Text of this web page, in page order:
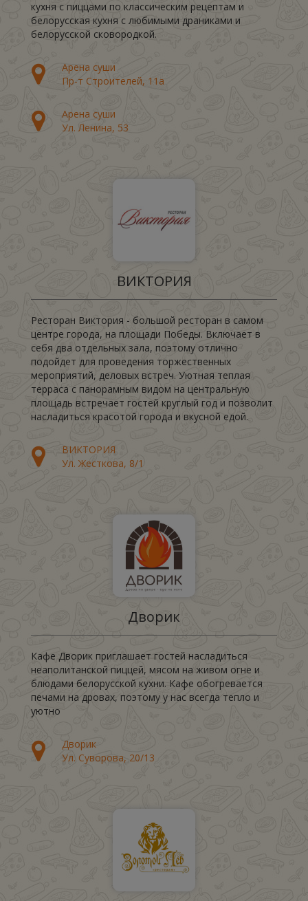
кухня с пиццами по классическим рецептам и
белорусская кухня с любимыми драниками и
белорусской сковородкой.
Арена суши
Пр-т Строителей, 11а
Арена суши
Ул. Ленина, 53
ВИКТОРИЯ
Ресторан Виктория - большой ресторан в самом
центре города, на площади Победы. Включает в
себя два отдельных зала, поэтому отлично
подойдет для проведения торжественных
мероприятий, деловых встреч. Уютная теплая
терраса с панорамным видом на центральную
площадь встречает гостей круглый год и позволит
насладиться красотой города и вкусной едой.
ВИКТОРИЯ
Ул. Жесткова, 8/1
Дворик
Кафе Дворик приглашает гостей насладиться
неаполитанской пиццей, мясом на живом огне и
блюдами белорусской кухни. Кафе обогревается
печами на дровах, поэтому у нас всегда тепло и
уютно
Дворик
Ул. Суворова, 20/13